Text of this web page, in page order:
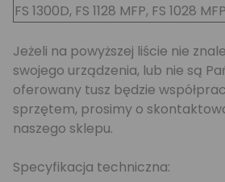
FS 1300D, FS 1128 MFP, FS 1028 MFP
Jeżeli na powyższej liście nie
swojego urządzenia, lub nie są
oferowany tusz będzie
sprzętem, prosimy o
naszego sklepu.
Specyfikacja techniczna: